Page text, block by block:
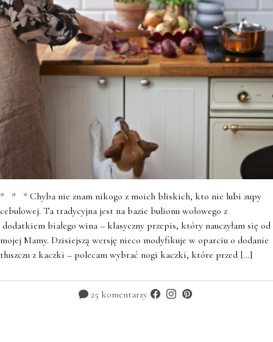
* * * Chyba nie znam nikogo z moich bliskich, kto nie lubi zupy
cebulowej. Ta tradycyjna jest na bazie bulionu wołowego z
dodatkiem białego wina – klasyczny przepis, który nauczyłam się od
mojej Mamy. Dzisiejszą wersję nieco modyfikuje w oparciu o dodanie
tłuszczu z kaczki – polecam wybrać nogi kaczki, które przed […]
25 komentarzy